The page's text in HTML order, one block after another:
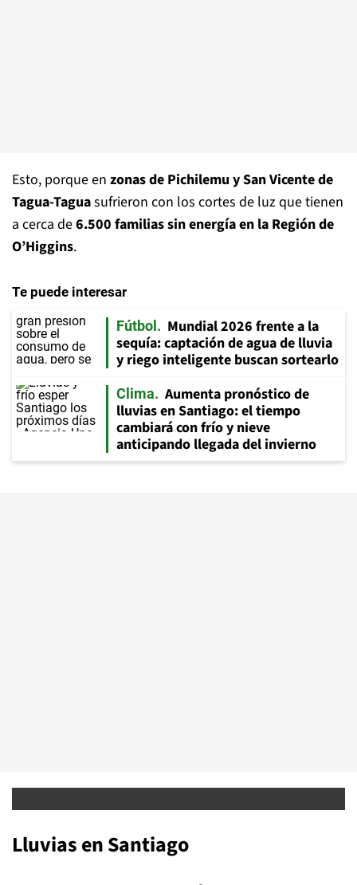
Esto, porque en zonas de Pichilemu y San Vicente de
Tagua-Taguasufrieron con los cortes de luz que tienen
a cerca de6.500 familias sin energía en la Región de
O’Higgins.
Te puede interesar
Fútbol
Mundial 2026 frente a la
sequía: captación de agua de lluvia
y riego inteligente buscan sortearlo
Clima
Aumenta pronóstico de
lluvias en Santiago: el tiempo
cambiará con frío y nieve
anticipando llegada del invierno
Lluvias en Santiago